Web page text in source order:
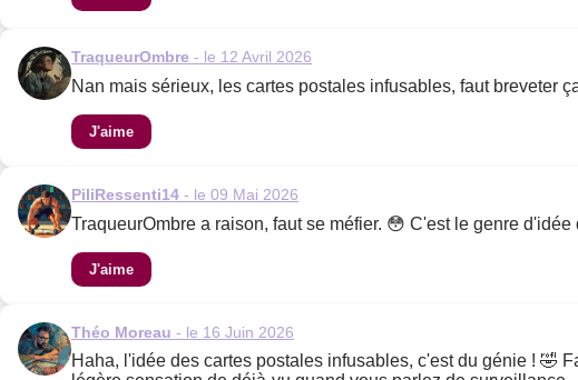
TraqueurOmbre - le 12 Avril 2026
Nan mais sérieux, les cartes postales infusables, faut breveter
J'aime
PiliRessenti14 - le 09 Mai 2026
TraqueurOmbre a raison, faut se méfier. 😳 C'est le genre
J'aime
Théo Moreau - le 16 Juin 2026
Haha, l'idée des cartes postales infusables, c'est du génie ! 🤣